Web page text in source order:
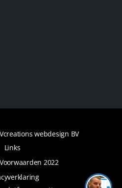
Vcreations webdesign BV
Links
2022